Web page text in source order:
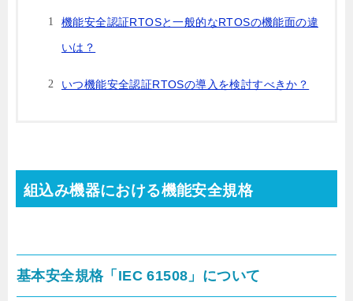
機能安全認証RTOSと一般的なRTOSの機能面の違
いは？
いつ機能安全認証RTOSの導入を検討すべきか？
組込み機器における機能安全規格
基本安全規格「IEC 61508」について